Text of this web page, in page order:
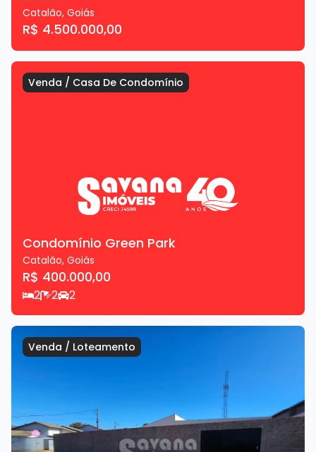
Catalão, Goiás
R$ 4.500.000,00
Venda / Casa De Condomínio
Condomínio Green Park
Catalão, Goiás
R$ 400.000,00
2 2 2
Venda / Loteamento